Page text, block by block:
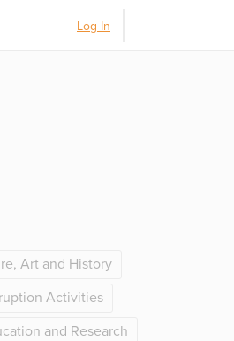
Log In
Art and History
Activities
and Research